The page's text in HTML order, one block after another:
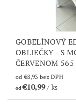
GOBELÍNOVÝ
OBLIEČKY - S
ČERVENOM 565
od €8,93 bez DPH
od€10,99/ ks